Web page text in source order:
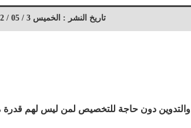
تاريخ النشر : الخميس 3 / 05 / 2012 - 05:59 مساءً - الزيارات : 6147
والتدوين دون حاجة للتخصيص لمن ليس لهم